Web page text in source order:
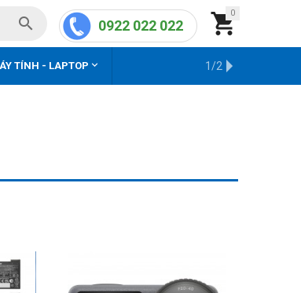
0

0922 022 022

TÍNH - LAPTOP  KHO HÀNG CŨ
1/2